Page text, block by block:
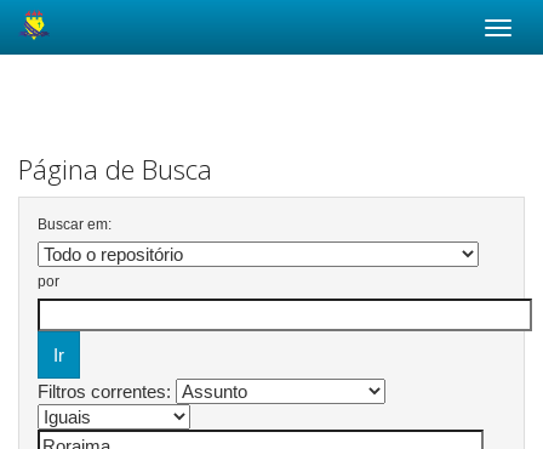
Página de Busca
Buscar em:
por
Filtros correntes: